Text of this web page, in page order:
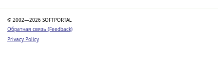
© 2002—2026 SOFTPORTAL
Обратная связь (Feedback)
Privacy Policy